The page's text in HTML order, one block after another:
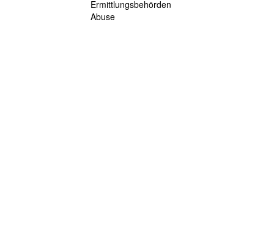
Ermittlungsbehörden
Abuse